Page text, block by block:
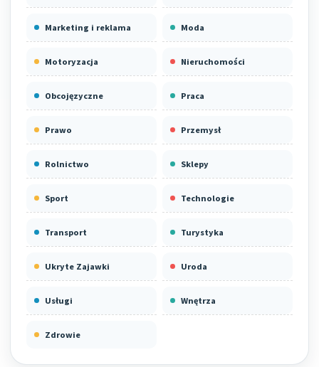
Marketing i reklama Moda
Motoryzacja Nieruchomości
Obcojęzyczne Praca
Prawo Przemysł
Rolnictwo Sklepy
Sport Technologie
Transport Turystyka
Ukryte Zajawki Uroda
Usługi Wnętrza
Zdrowie